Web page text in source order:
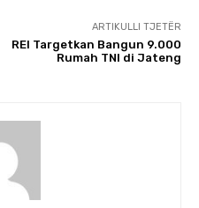
ARTIKULLI TJETËR
REI Targetkan Bangun 9.000
Rumah TNI di Jateng